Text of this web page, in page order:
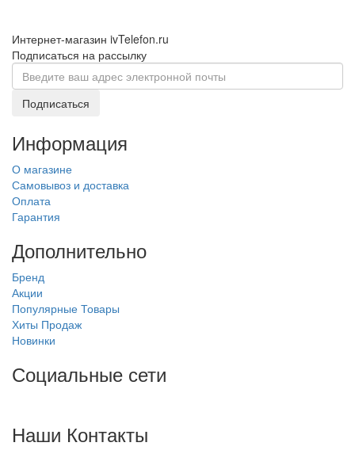
Интернет-магазин ivTelefon.ru
Подписаться на рассылку
Подписаться
Информация
О магазине
Самовывоз и доставка
Оплата
Гарантия
Дополнительно
Бренд
Акции
Популярные Товары
Хиты Продаж
Новинки
Социальные сети
Наши Контакты